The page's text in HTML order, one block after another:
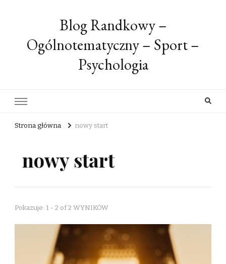
Blog Randkowy –
Ogólnotematyczny – Sport –
Psychologia
Strona główna nowy start
nowy start
Pokazuje: 1 - 2 of 2 WYNIKÓW